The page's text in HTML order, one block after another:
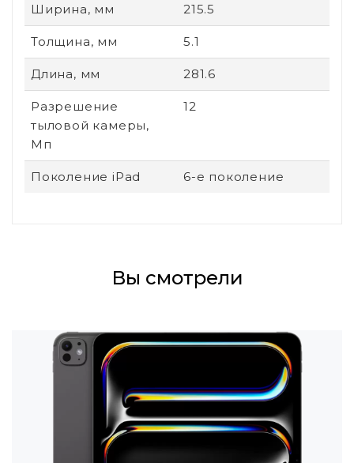
Ширина, мм 215.5
Толщина, мм 5.1
Длина, мм 281.6
Разрешение
тыловой камеры,
Мп
12
Поколение iPad 6-е поколение
Вы смотрели